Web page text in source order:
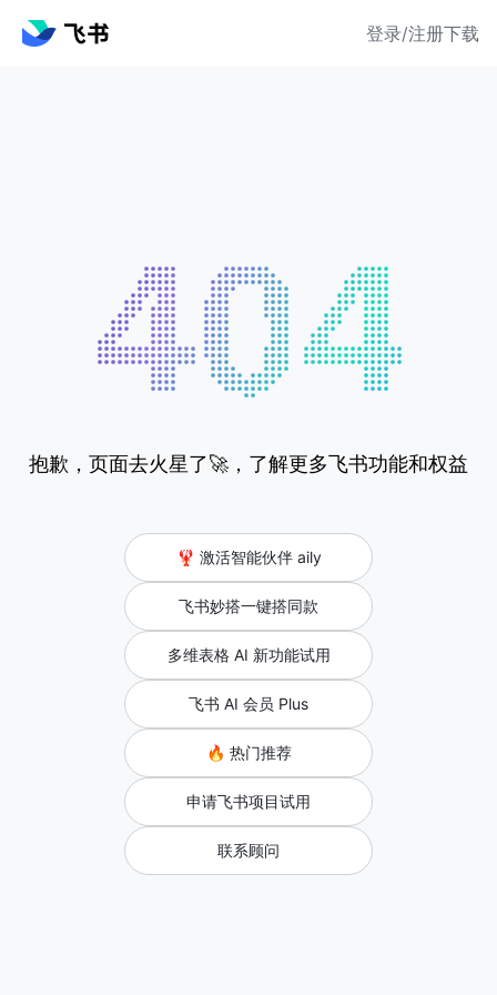
登录/注册下载
抱歉，页面去火星了🚀，了解更多飞书功能和权益
🦞 激活智能伙伴 aily
飞书妙搭一键搭同款
多维表格 AI 新功能试用
飞书 AI 会员 Plus
🔥 热门推荐
申请飞书项目试用
联系顾问